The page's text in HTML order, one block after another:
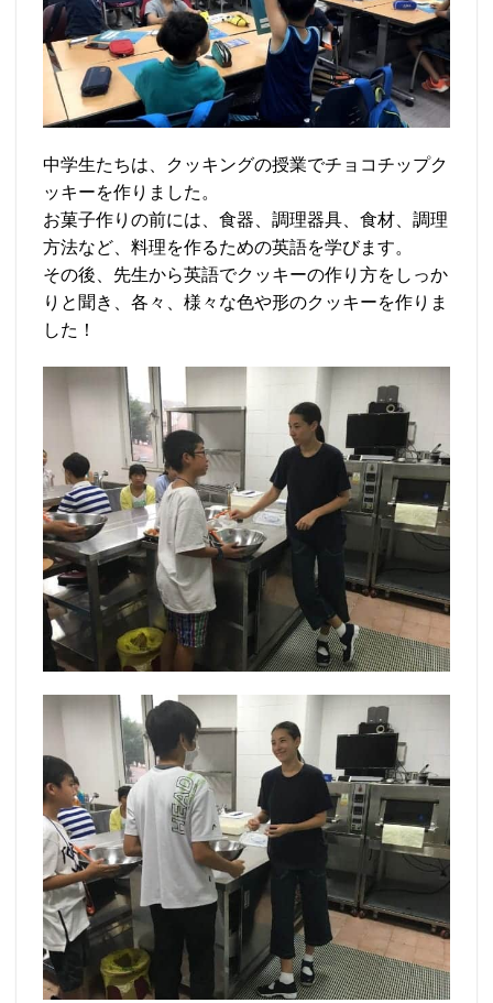
中学生たちは、クッキングの授業でチョコチップク
ッキーを作りました。
お菓子作りの前には、食器、調理器具、食材、調理
方法など、料理を作るための英語を学びます。
その後、先生から英語でクッキーの作り方をしっか
りと聞き、各々、様々な色や形のクッキーを作りま
した！